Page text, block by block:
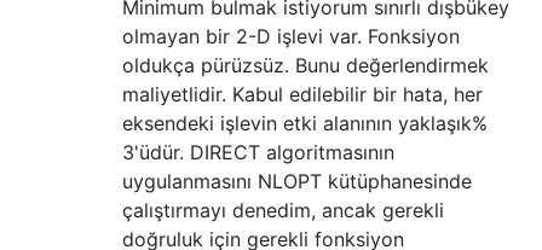
Minimum bulmak istiyorum sınırlı dışbükey
olmayan bir 2-D işlevi var. Fonksiyon
oldukça pürüzsüz. Bunu değerlendirmek
maliyetlidir. Kabul edilebilir bir hata, her
eksendeki işlevin etki alanının yaklaşık%
3'üdür. DIRECT algoritmasının
uygulanmasını NLOPT kütüphanesinde
çalıştırmayı denedim, ancak gerekli
doğruluk için gerekli fonksiyon